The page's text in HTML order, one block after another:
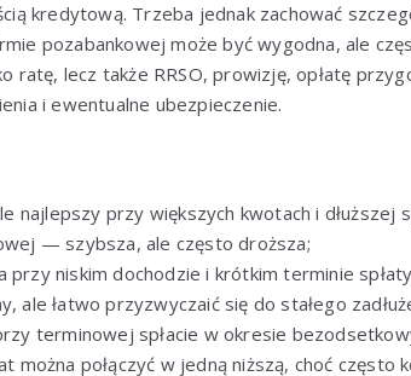
kredytową. Trzeba jednak zachować
pozabankowej może być wygodna, ale
ratę, lecz także RRSO, prowizję, opłatę
i ewentualne ubezpieczenie.
przy większych kwotach i dłuższej
— szybsza, ale często droższa;
niskim dochodzie i krótkim terminie
łatwo przyzwyczaić się do stałego
terminowej spłacie w okresie
połączyć w jedną niższą, choć często